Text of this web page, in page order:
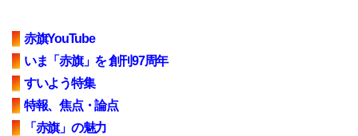
赤旗YouTube
いま「赤旗」を 創刊97周年
すいよう特集
特報、焦点・論点
「赤旗」の魅力